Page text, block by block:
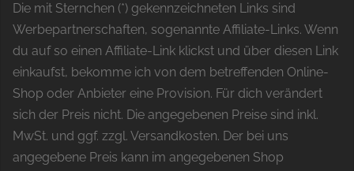
Die mit Sternchen (*) gekennzeichneten Links sind
Werbepartnerschaften, sogenannte Affiliate-Links. Wenn
du auf so einen Affiliate-Link klickst und über diesen Link
einkaufst, bekomme ich von dem betreffenden Online-
Shop oder Anbieter eine Provision. Für dich verändert
sich der Preis nicht. Die angegebenen Preise sind inkl.
MwSt. und ggf. zzgl. Versandkosten. Der bei uns
angegebene Preis kann im angegebenen Shop